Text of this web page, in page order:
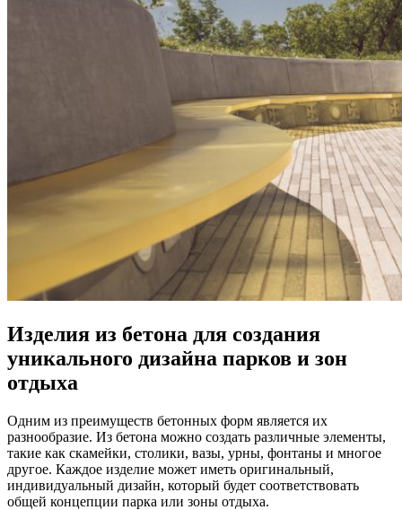
Изделия из бетона для создания
уникального дизайна парков и зон
отдыха
Одним из преимуществ бетонных форм является их
разнообразие. Из бетона можно создать различные элементы,
такие как скамейки, столики, вазы, урны, фонтаны и многое
другое. Каждое изделие может иметь оригинальный,
индивидуальный дизайн, который будет соответствовать
общей концепции парка или зоны отдыха.